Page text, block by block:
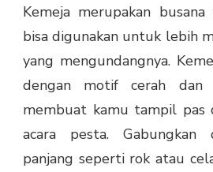
Kemeja merupakan
bisa digunakan untuk lebih
yang mengundangnya.
dengan motif cerah dan
membuat kamu tampil pas
acara pesta. Gabungkan
panjang seperti rok atau